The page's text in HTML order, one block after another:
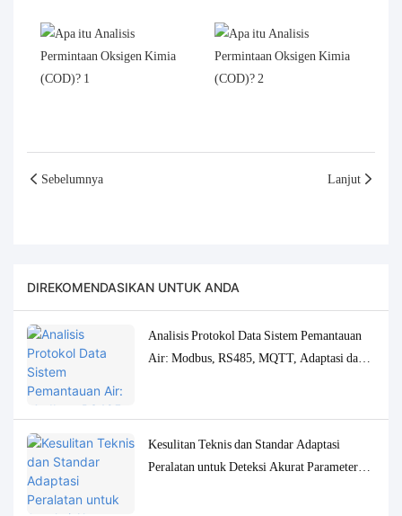
Sebelumnya Lanjut
DIREKOMENDASIKAN UNTUK ANDA
Analisis Protokol Data Sistem Pemantauan
Air: Modbus, RS485, MQTT, Adaptasi dan
Kesulitan Teknis dan Standar Adaptasi
Peralatan untuk Deteksi Akurat Parameter